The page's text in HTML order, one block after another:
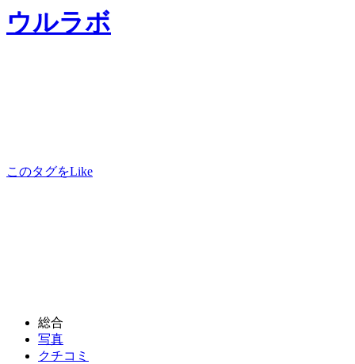
ウルラボ
このタグをLike
総合
写真
クチコミ